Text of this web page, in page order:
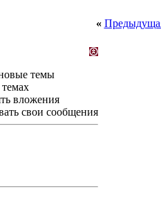
«
темы
темах
вложения
свои сообщения